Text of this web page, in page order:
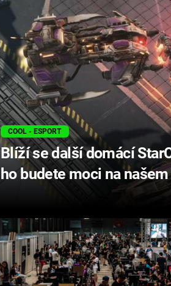
COOL - ESPORT
Blíží se další domácí
ho budete moci na